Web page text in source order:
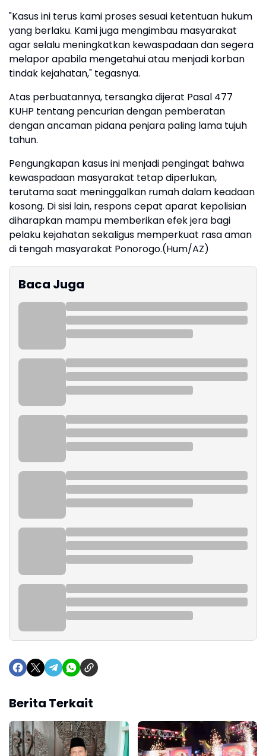
"Kasus ini terus kami proses sesuai ketentuan hukum
yang berlaku. Kami juga mengimbau masyarakat
agar selalu meningkatkan kewaspadaan dan segera
melapor apabila mengetahui atau menjadi korban
tindak kejahatan," tegasnya.
Atas perbuatannya, tersangka dijerat Pasal 477
KUHP tentang pencurian dengan pemberatan
dengan ancaman pidana penjara paling lama tujuh
tahun.
Pengungkapan kasus ini menjadi pengingat bahwa
kewaspadaan masyarakat tetap diperlukan,
terutama saat meninggalkan rumah dalam keadaan
kosong. Di sisi lain, respons cepat aparat kepolisian
diharapkan mampu memberikan efek jera bagi
pelaku kejahatan sekaligus memperkuat rasa aman
di tengah masyarakat Ponorogo.(Hum/AZ)
Baca Juga
Berita Terkait